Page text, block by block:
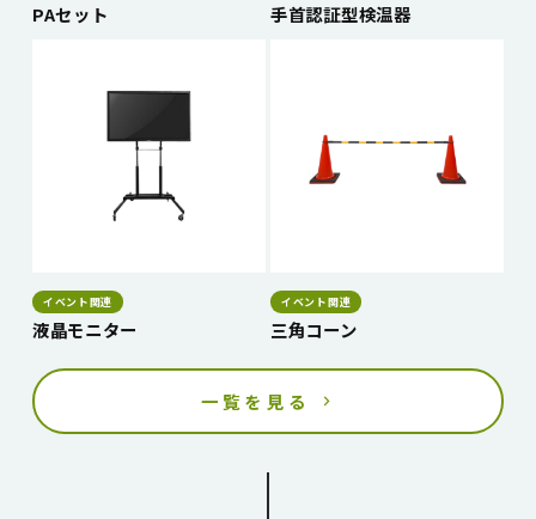
PAセット 手首認証型検温器
イベント関連
液晶モニター
イベント関連
三角コーン
一覧を見る